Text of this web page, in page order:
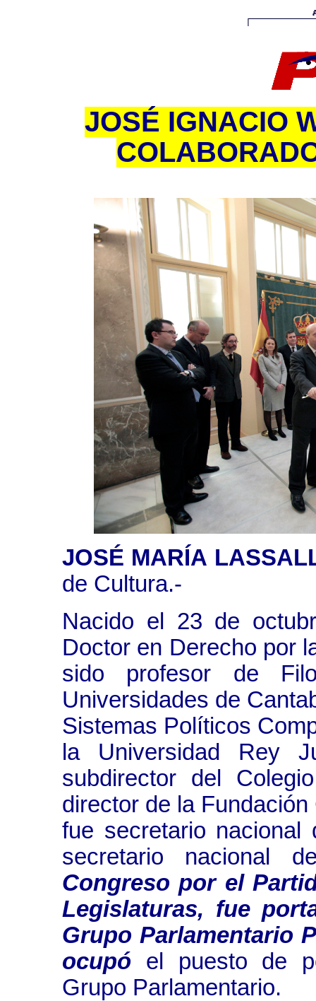
JOSÉ IGNACIO
JOSÉ MARÍA
de Cultura.-
Nacido el 23 de
Doctor en Derecho por
sido profesor de
Universidades de
Sistemas Políticos
la Universidad Rey
subdirector del
director de la
fue secretario
secretario nacional
Congreso por el
Legislaturas, fue
Grupo Parlamentario
ocupó el puesto de
Grupo Parlamentario.